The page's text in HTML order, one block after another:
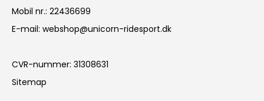
Mobil nr.: 22436699
E-mail: webshop@unicorn-ridesport.dk
CVR-nummer: 31308631
Sitemap